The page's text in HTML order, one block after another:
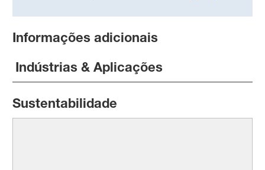
Informações adicionais
Indústrias & Aplicações
Sustentabilidade